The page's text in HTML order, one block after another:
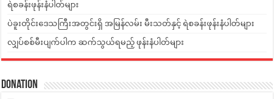
ရဲစခန်းဖုန်းနံပါတ်များ
ပဲခူးတိုင်းဒေသကြီးအတွင်းရှိ အမြန်လမ်း မီးသတ်နှင့် ရဲစခန်းဖုန်းနံပါတ်များ
လျှပ်စစ်မီးပျက်ပါက ဆက်သွယ်ရမည့် ဖုန်းနံပါတ်များ
Donation